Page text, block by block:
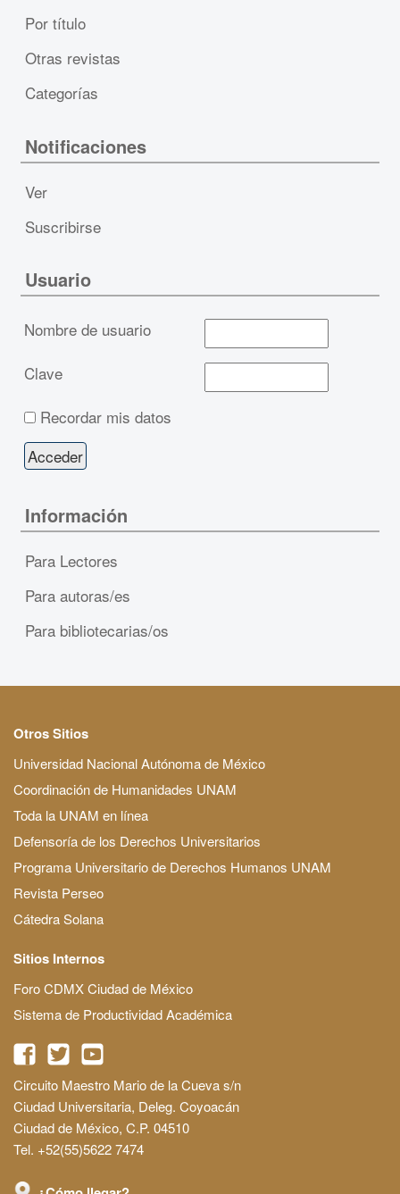
Por título
Otras revistas
Categorías
Notificaciones
Ver
Suscribirse
Usuario
Nombre de usuario
Clave
Recordar mis datos
Información
Para Lectores
Para autoras/es
Para bibliotecarias/os
Otros Sitios
Universidad Nacional Autónoma de México
Coordinación de Humanidades UNAM
Toda la UNAM en línea
Defensoría de los Derechos Universitarios
Programa Universitario de Derechos Humanos UNAM
Revista Perseo
Cátedra Solana
Sitios Internos
Foro CDMX Ciudad de México
Sistema de Productividad Académica
Circuito Maestro Mario de la Cueva s/n
Ciudad Universitaria, Deleg. Coyoacán
Ciudad de México, C.P. 04510
Tel. +52(55)5622 7474